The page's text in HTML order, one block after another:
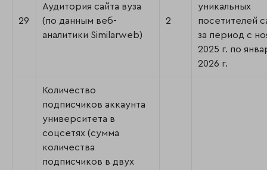
29
Аудитория сайта вуза
(по данным веб-
аналитики Similarweb)
2
уникальных
посетителей
за период с
2025 г. по
2026 г.
Количество
подписчиков аккаунта
университета в
соцсетях (сумма
количества
подписчиков в двух